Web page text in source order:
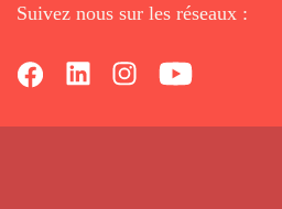
Suivez nous sur les réseaux :